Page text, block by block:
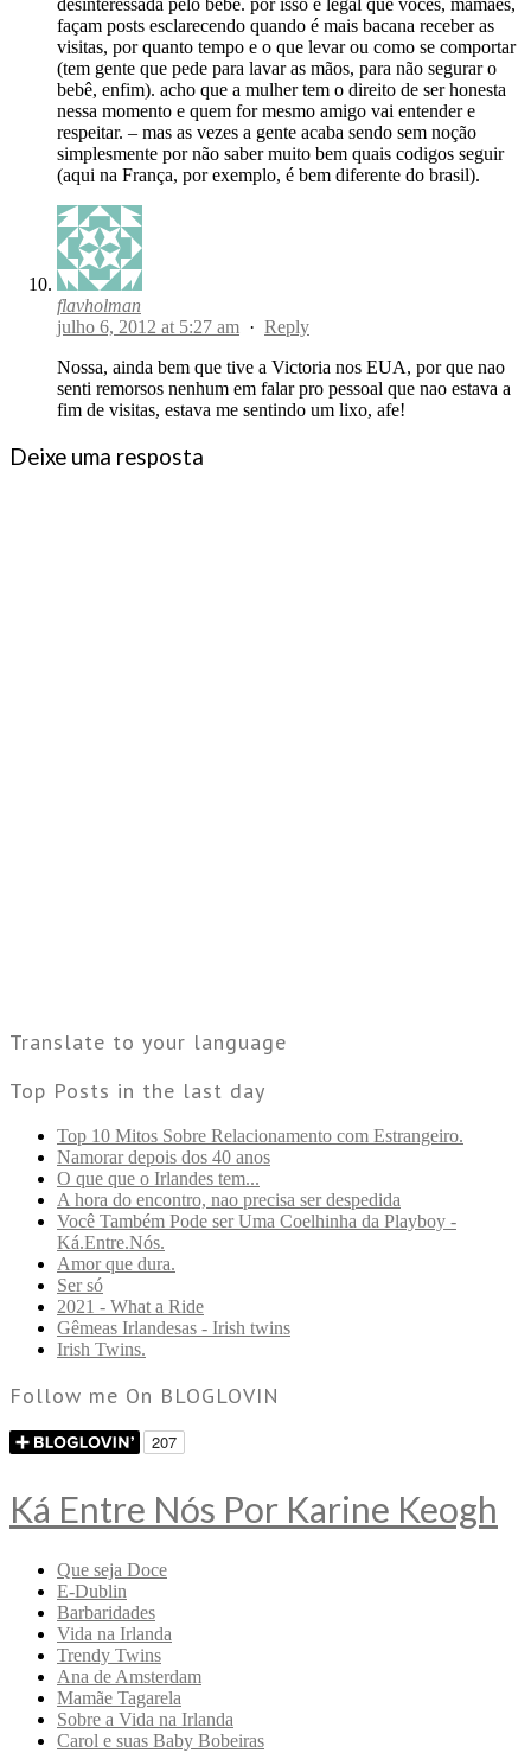
desinteressada pelo bebê. por isso é legal que vocês, mamães,
façam posts esclarecendo quando é mais bacana receber as
visitas, por quanto tempo e o que levar ou como se comportar
(tem gente que pede para lavar as mãos, para não segurar o
bebê, enfim). acho que a mulher tem o direito de ser honesta
nessa momento e quem for mesmo amigo vai entender e
respeitar. – mas as vezes a gente acaba sendo sem noção
simplesmente por não saber muito bem quais codigos seguir
(aqui na França, por exemplo, é bem diferente do brasil).
flavholman
julho 6, 2012 at 5:27 am · Reply
Nossa, ainda bem que tive a Victoria nos EUA, por que nao
senti remorsos nenhum em falar pro pessoal que nao estava a
fim de visitas, estava me sentindo um lixo, afe!
Deixe uma resposta
Translate to your language
Top Posts in the last day
Top 10 Mitos Sobre Relacionamento com Estrangeiro.
Namorar depois dos 40 anos
O que que o Irlandes tem...
A hora do encontro, nao precisa ser despedida
Você Também Pode ser Uma Coelhinha da Playboy -
Ká.Entre.Nós.
Amor que dura.
Ser só
2021 - What a Ride
Gêmeas Irlandesas - Irish twins
Irish Twins.
Follow me On BLOGLOVIN
Ká Entre Nós Por Karine Keogh
Que seja Doce
E-Dublin
Barbaridades
Vida na Irlanda
Trendy Twins
Ana de Amsterdam
Mamãe Tagarela
Sobre a Vida na Irlanda
Carol e suas Baby Bobeiras